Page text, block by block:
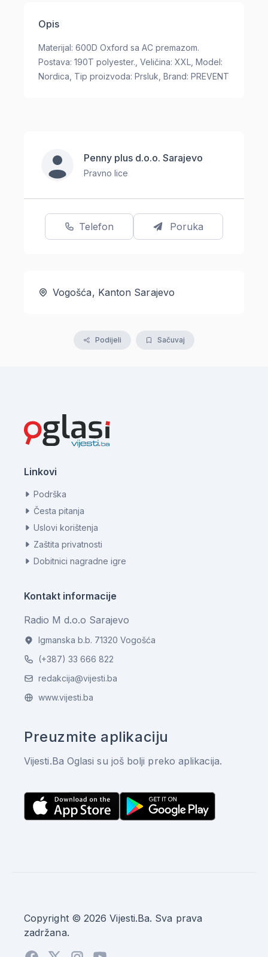
Opis
Materijal: 600D Oxford sa AC premazom.
Postava: 190T polyester., Veličina: XXL, Model:
Nordica, Tip proizvoda: Prsluk, Brand: PREVENT
Penny plus d.o.o. Sarajevo
Pravno lice
Telefon Poruka
Vogošća, Kanton Sarajevo
Podijeli Sačuvaj
Linkovi
Podrška
Česta pitanja
Uslovi korištenja
Zaštita privatnosti
Dobitnici nagradne igre
Kontakt informacije
Radio M d.o.o Sarajevo
Igmanska b.b. 71320 Vogošća
(+387) 33 666 822
redakcija@vijesti.ba
www.vijesti.ba
Preuzmite aplikaciju
Vijesti.Ba Oglasi su još bolji preko aplikacija.
Copyright © 2026 Vijesti.Ba. Sva prava
zadržana.